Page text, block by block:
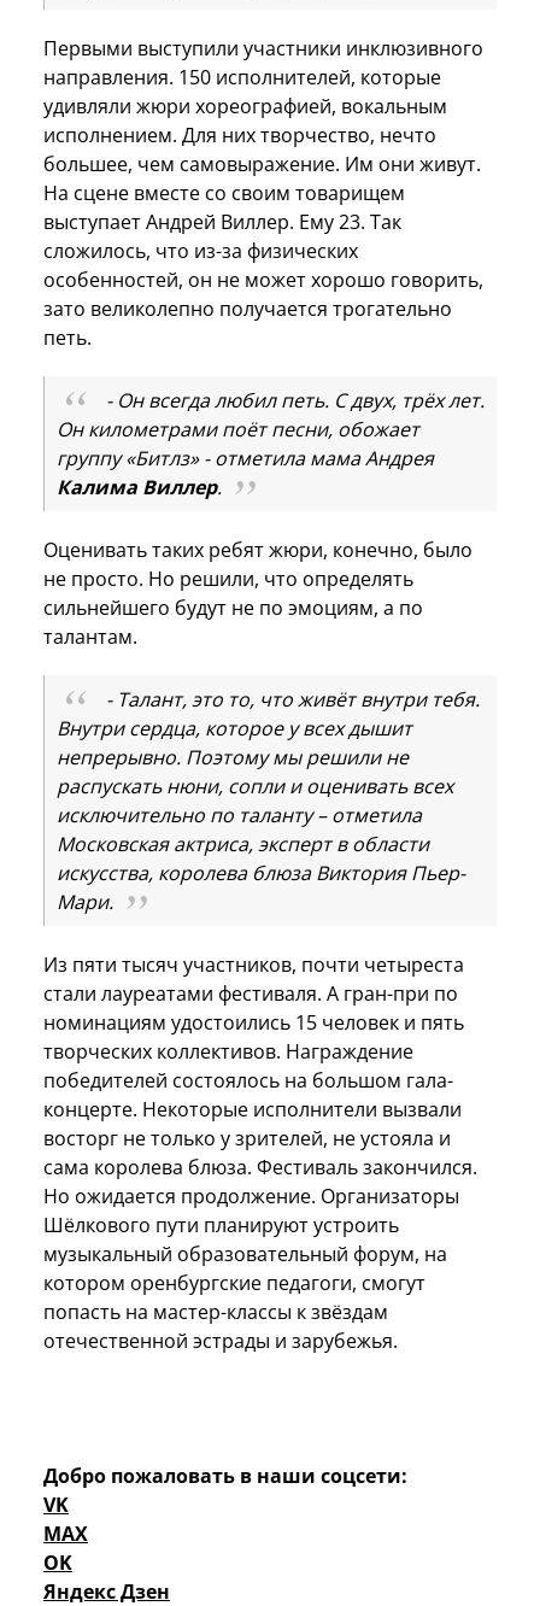
Первыми выступили участники инклюзивного
направления. 150 исполнителей, которые
удивляли жюри хореографией, вокальным
исполнением. Для них творчество, нечто
большее, чем самовыражение. Им они живут.
На сцене вместе со своим товарищем
выступает Андрей Виллер. Ему 23. Так
сложилось, что из-за физических
особенностей, он не может хорошо говорить,
зато великолепно получается трогательно
петь.
- Он всегда любил петь. С двух, трёх лет.
Он километрами поёт песни, обожает
группу «Битлз» - отметила мама Андрея
Калима Виллер.
Оценивать таких ребят жюри, конечно, было
не просто. Но решили, что определять
сильнейшего будут не по эмоциям, а по
талантам.
- Талант, это то, что живёт внутри тебя.
Внутри сердца, которое у всех дышит
непрерывно. Поэтому мы решили не
распускать нюни, сопли и оценивать всех
исключительно по таланту – отметила
Московская актриса, эксперт в области
искусства, королева блюза Виктория Пьер-
Мари.
Из пяти тысяч участников, почти четыреста
стали лауреатами фестиваля. А гран-при по
номинациям удостоились 15 человек и пять
творческих коллективов. Награждение
победителей состоялось на большом гала-
концерте. Некоторые исполнители вызвали
восторг не только у зрителей, не устояла и
сама королева блюза. Фестиваль закончился.
Но ожидается продолжение. Организаторы
Шёлкового пути планируют устроить
музыкальный образовательный форум, на
котором оренбургские педагоги, смогут
попасть на мастер-классы к звёздам
отечественной эстрады и зарубежья.
Добро пожаловать в наши соцсети:
VK
MAX
OK
Яндекс Дзен